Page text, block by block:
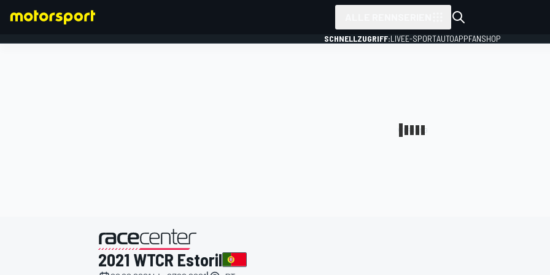
SCHNELLZUGRIFF:LIVEE-SPORTAUTOAPPFANSHOP
2021 WTCR Estoril